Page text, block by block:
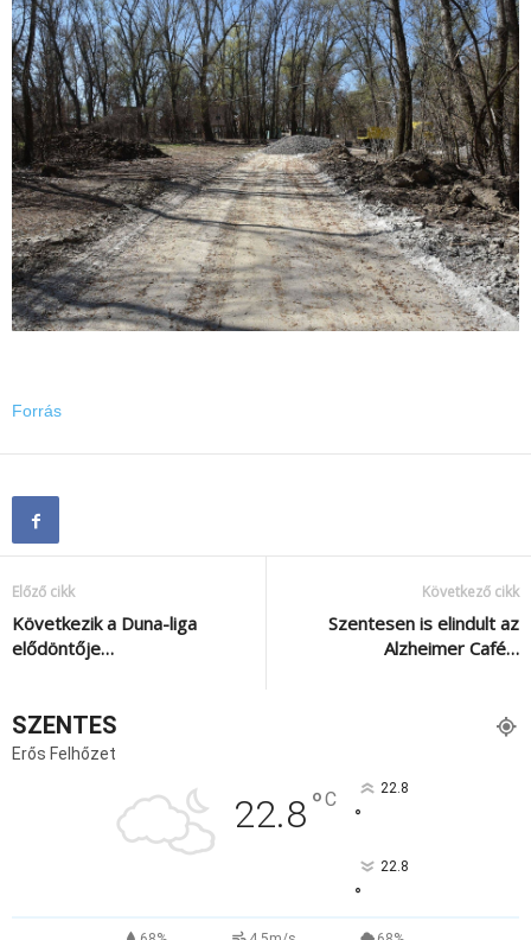
Forrás
Előző cikk
Következik a Duna-liga
elődöntője…
Következő cikk
Szentesen is elindult az
Alzheimer Café…
SZENTES
Erős Felhőzet
22.8°C 22.8
°
22.8
°